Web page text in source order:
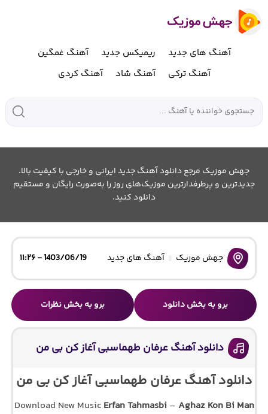
آهنگ های جدید ریمیکس جدید
آهنگ غمگین
آهنگ ترکی
آهنگ شاد آهنگ کردی
جهش موزیک مرجع دانلود آهنگ جدید ایرانی و خارجی با کیفیت بالا.
جدیدترین و پرطرفدارترین موزیک‌های روز را به‌صورت رایگان و مستقیم
دانلود کنید.
جهش موزیک آهنگ های جدید 1403/06/19 - ۱۱:۲۶
برو به بخش دانلود برو به بخش نظرات
دانلود آهنگ عرفان طهماسبی آغاز کن بی من
دانلود آهنگ عرفان طهماسبی آغاز کن بی من
Download New Music Erfan Tahmasbi – Aghaz Kon Bi Man